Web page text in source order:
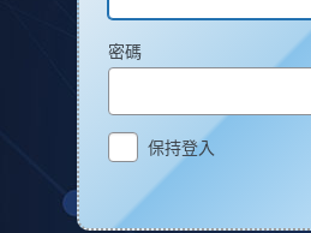
密碼
保持登入